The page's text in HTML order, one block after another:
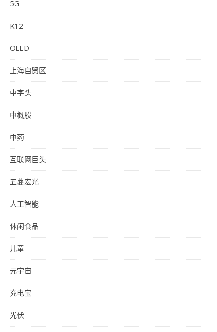
5G
K12
OLED
上海自贸区
中字头
中概股
中药
互联网巨头
五菱宏光
人工智能
休闲食品
儿童
元宇宙
充电宝
光伏